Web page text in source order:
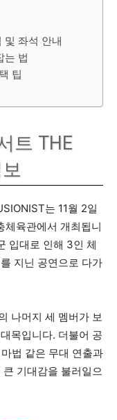
좌석 안내
는 법
팁
트 THE
는 11월 2일
체육관에서 개최됩니
입대로 인해 3인 체
지닌 공연으로 다가
나머지 세 멤버가 보
목입니다. 더불어 공
법 같은 무대 연출과
기대감을 불러일으